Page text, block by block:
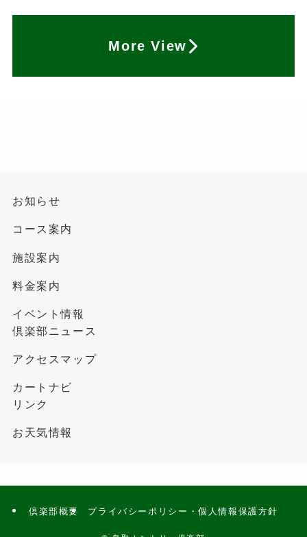
More View
お知らせ
コース案内
施設案内
料金案内
イベント情報
倶楽部ニュース
アクセスマップ
カートナビ
リンク
お天気情報
倶楽部概要 プライバシーポリシー・個人情報保護方針